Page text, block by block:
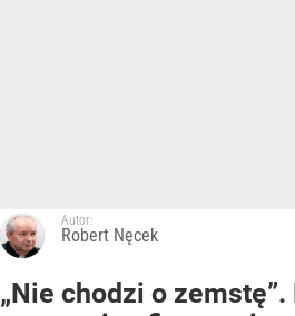
Autor:
Robert Nęcek
„Nie chodzi o zemstę”.